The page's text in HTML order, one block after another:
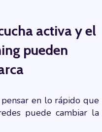
activa y el
pueden
pensar en lo rápido que
puede cambiar la